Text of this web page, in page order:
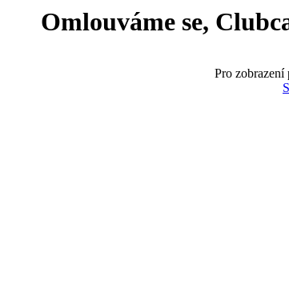
Omlouváme se,
Pro